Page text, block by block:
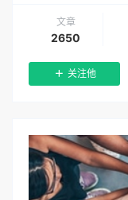
文章
2650
关注他